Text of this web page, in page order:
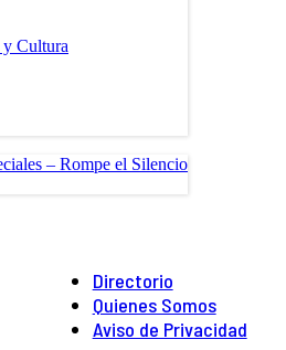
Cultura
– Rompe el Silencio
Directorio
Quienes Somos
Aviso de Privacidad